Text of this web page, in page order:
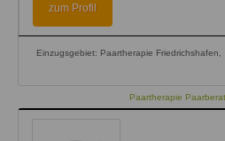
zum Profil
Einzugsgebiet: Paartherapie Friedrichshafen,
Paartherapie